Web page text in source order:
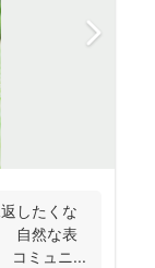
したくな
自然な表
コミュニ...